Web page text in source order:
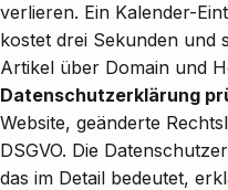
verlieren. Ein Kalender-
kostet drei Sekunden und
Artikel über Domain und
Datenschutzerklärung
Website, geänderte
DSGVO. Die
das im Detail bedeutet,